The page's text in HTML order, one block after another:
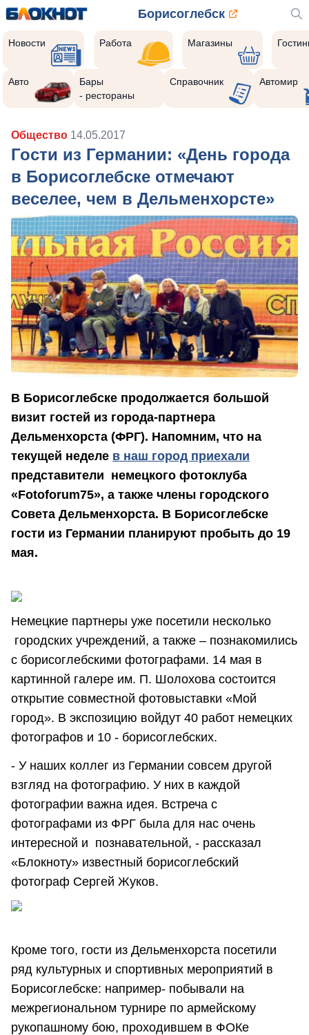
Борисоглебск
Новости Работа Магазины
Авто
Бары
- рестораны
Справочник Автомир
Общество 14.05.2017
Гости из Германии: «День города
в Борисоглебске отмечают
веселее, чем в Дельменхорсте»
В Борисоглебске продолжается большой
визит гостей из города-партнера
Дельменхорста (ФРГ). Напомним, что на
текущей неделе в наш город приехали
представители немецкого фотоклуба
«Fotoforum75», а также члены городского
Совета Дельменхорста. В Борисоглебске
гости из Германии планируют пробыть до 19
мая.
Немецкие партнеры уже посетили несколько
городских учреждений, а также – познакомились
с борисоглебскими фотографами. 14 мая в
картинной галере им. П. Шолохова состоится
открытие совместной фотовыставки «Мой
город». В экспозицию войдут 40 работ немецких
фотографов и 10 - борисоглебских.
- У наших коллег из Германии совсем другой
взгляд на фотографию. У них в каждой
фотографии важна идея. Встреча с
фотографами из ФРГ была для нас очень
интересной и познавательной, - рассказал
«Блокноту» известный борисоглебский
фотограф Сергей Жуков.
Кроме того, гости из Дельменхорста посетили
ряд культурных и спортивных мероприятий в
Борисоглебске: например- побывали на
межрегиональном турнире по армейскому
рукопашному бою, проходившем в ФОКе